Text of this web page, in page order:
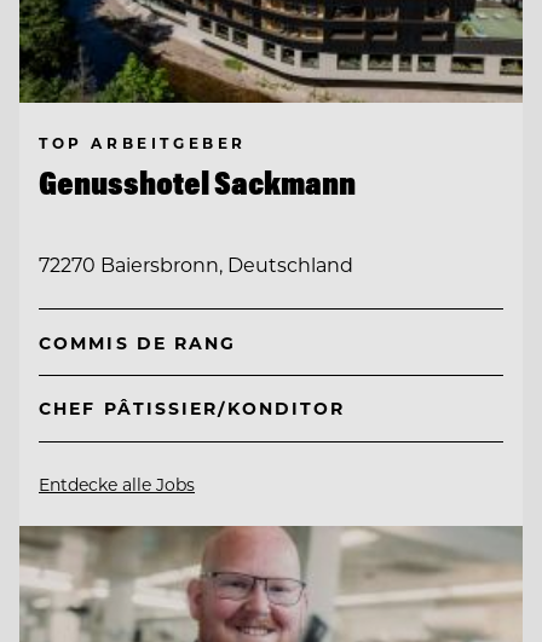
TOP ARBEITGEBER
Genusshotel Sackmann
72270 Baiersbronn, Deutschland
COMMIS DE RANG
CHEF PÂTISSIER/KONDITOR
Entdecke alle Jobs